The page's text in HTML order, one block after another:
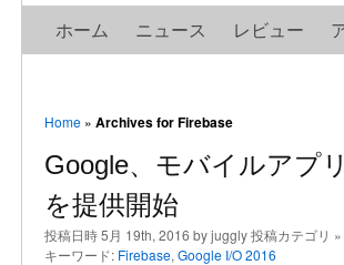
ホーム ニュース レビュー
Home » Archives for Firebase
Google、モバイルアプ
を提供開始
投稿日時 5月 19th, 2016 by juggly 投稿カテゴリ »
キーワード: Firebase, Google I/O 2016